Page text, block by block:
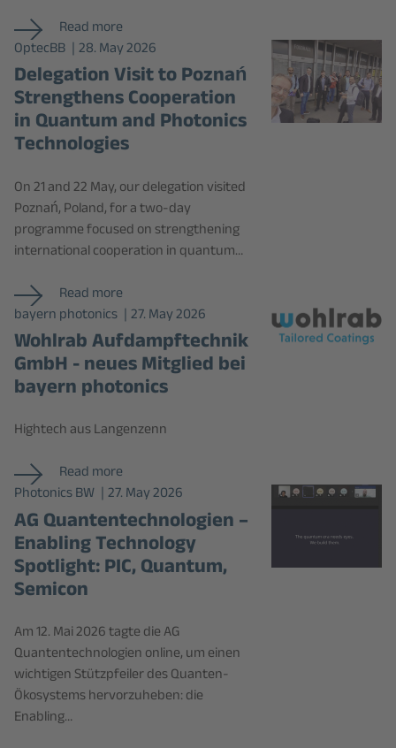
Read more
OptecBB 28. May 2026
Delegation Visit to Poznań
Strengthens Cooperation
in Quantum and Photonics
Technologies
On 21 and 22 May, our delegation visited
Poznań, Poland, for a two-day
programme focused on strengthening
international cooperation in quantum…
Read more
bayern photonics 27. May 2026
Wohlrab Aufdampftechnik
GmbH - neues Mitglied bei
bayern photonics
Hightech aus Langenzenn
Read more
Photonics BW 27. May 2026
AG Quantentechnologien –
Enabling Technology
Spotlight: PIC, Quantum,
Semicon
Am 12. Mai 2026 tagte die AG
Quantentechnologien online, um einen
wichtigen Stützpfeiler des Quanten-
Ökosystems hervorzuheben: die
Enabling…